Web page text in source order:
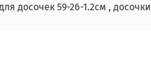
59-26-1.2см , досочки